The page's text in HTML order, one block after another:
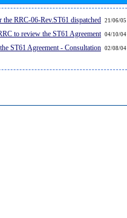
21/06/05
RRC-06-Rev.ST61 dispatched...
04/10/04
to review the ST61 Agreement
02/08/04
ST61 Agreement - Consultation